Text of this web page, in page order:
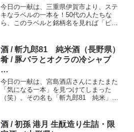
七四献目 おれが むらた だ！
一合一肴
今日の一献は、三重県伊賀市より、ステ
キなラベルの一本を！50代の人たちな
ら、このラベルと銘柄名を見れば「ピ
香りでスッキリとした味わい、最後には
少し熟成香を感じた。冷でも良いけど、
常温からぬる燗が向いているお酒だね。
酒 / 斬九郎81 純米酒（長野県）
肴 / 豚バラとオクラの冷シャブ
一〇八献目 おれが むらた
だ！ 一合一肴
今日の一献は、宮島酒店さんにまたまた
「気になる一本」を見つけてしまった
（笑）。その名も「斬九郎81 純米」！
ださい～！
酒 / 初孫 港月 生酛造り生詰・限